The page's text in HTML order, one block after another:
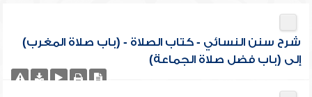
شرح سنن النسائي - كتاب الصلاة - (باب صلاة المغرب)
إلى (باب فضل صلاة الجماعة)